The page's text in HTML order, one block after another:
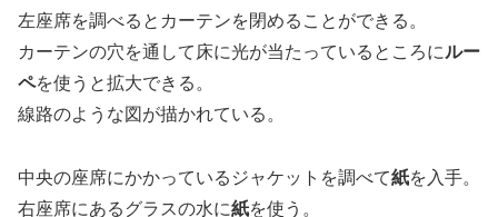
左座席を調べるとカーテンを閉めることができる。
カーテンの穴を通して床に光が当たっているところにルー
ペを使うと拡大できる。
線路のような図が描かれている。
中央の座席にかかっているジャケットを調べて紙を入手。
右座席にあるグラスの水に紙を使う。